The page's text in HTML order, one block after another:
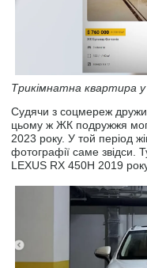
Трикімнатна квартира
Судячи з соцмереж
цьому ж ЖК подружжя
2023 року. У той період
фотографії саме звідси.
LEXUS RX 450H 2019